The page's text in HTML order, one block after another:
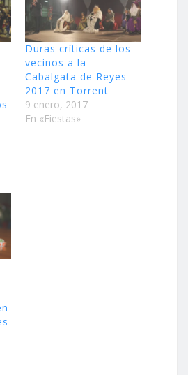
Duras críticas de los
vecinos a la
Cabalgata de Reyes
2017 en Torrent
9 enero, 2017
En «Fiestas»